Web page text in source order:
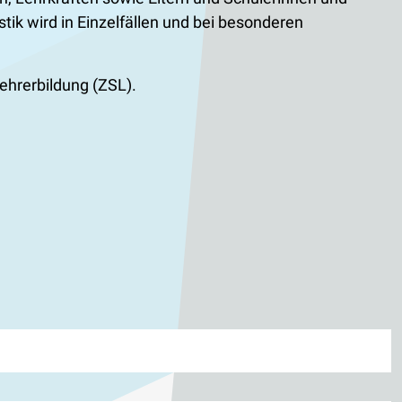
wird in Einzelfällen und bei besonderen
(ZSL).